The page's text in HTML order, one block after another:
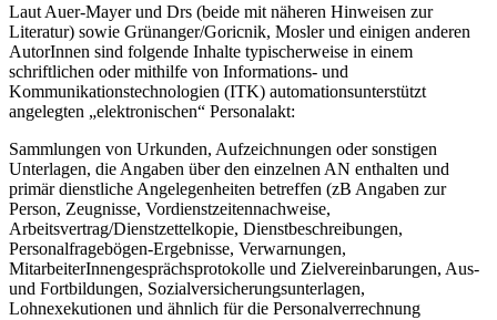
Laut Auer-Mayerund Drs (beide mit näheren Hinweisen zur
Literatur) sowie Grünanger/Goricnik, Moslerund einigen anderen
AutorInnen sind folgende Inhalte typischerweise in einem
schriftlichen oder mithilfe von Informations- und
Kommunikationstechnologien (ITK) automationsunterstützt
angelegten „elektronischen“ Personalakt:
Sammlungen von Urkunden, Aufzeichnungen oder sonstigen
Unterlagen, die Angaben über den einzelnen AN enthalten und
primär dienstliche Angelegenheiten betreffen (zB Angaben zur
Person, Zeugnisse, Vordienstzeitennachweise,
Arbeitsvertrag/Dienstzettelkopie, Dienstbeschreibungen,
Personalfragebögen-Ergebnisse, Verwarnungen,
MitarbeiterInnengesprächsprotokolle und Zielvereinbarungen, Aus-
und Fortbildungen, Sozialversicherungsunterlagen,
Lohnexekutionen und ähnlich für die Personalverrechnung